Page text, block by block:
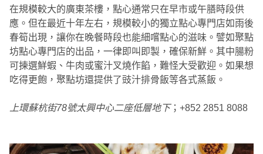
在規模較大的廣東茶樓，點心通常只在早市或午膳時段供
應。但在最近十年左右，規模較小的獨立點心專門店如雨後
春筍出現，讓你在晚餐時段也能細嚐點心的滋味。譬如聚點
坊點心專門店的出品，一律即叫即製，確保新鮮。其中腸粉
可揀選鮮蝦、牛肉或蜜汁叉燒作餡，難怪大受歡迎。如果想
吃得更飽，聚點坊還提供了豉汁排骨飯等各式蒸飯。
上環蘇杭街78號太興中心二座低層地下；+852 2851 8088